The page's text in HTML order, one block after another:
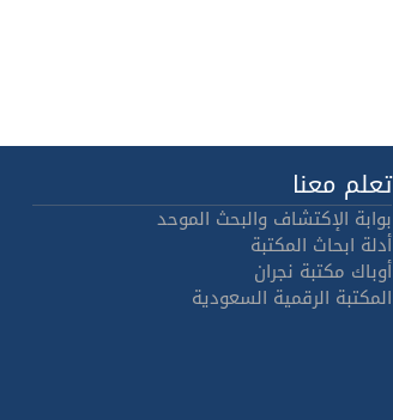
تعلم معنا
بوابة الإكتشاف والبحث الموحد
أدلة ابحاث المكتبة
أوباك مكتبة نجران
المكتبة الرقمية السعودية